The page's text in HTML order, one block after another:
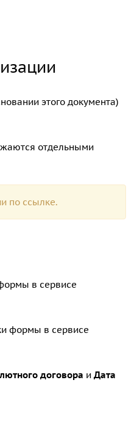
этого документа)
отдельными
по ссылке.
в сервисе
формы в сервисе
договора и Дата